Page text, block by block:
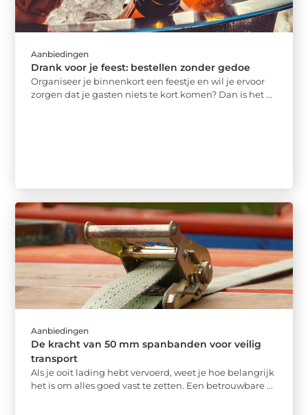
Aanbiedingen
Drank voor je feest: bestellen zonder gedoe
Organiseer je binnenkort een feestje en wil je ervoor
zorgen dat je gasten niets te kort komen? Dan is het ...
Aanbiedingen
De kracht van 50 mm spanbanden voor veilig
transport
Als je ooit lading hebt vervoerd, weet je hoe belangrijk
het is om alles goed vast te zetten. Een betrouwbare ...